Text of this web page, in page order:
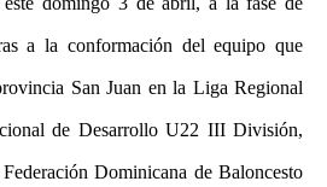
a la conformación del equipo que
San Juan en la Liga Regional
de Desarrollo U22 III División,
Dominicana de Baloncesto